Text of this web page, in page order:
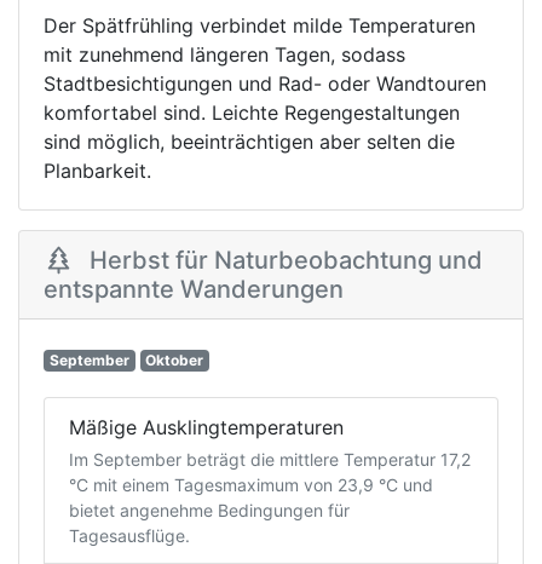
Der Spätfrühling verbindet milde Temperaturen
mit zunehmend längeren Tagen, sodass
Stadtbesichtigungen und Rad- oder Wandtouren
komfortabel sind. Leichte Regengestaltungen
sind möglich, beeinträchtigen aber selten die
Planbarkeit.
Herbst für Naturbeobachtung und
entspannte Wanderungen
September Oktober
Mäßige Ausklingtemperaturen
Im September beträgt die mittlere Temperatur 17,2
°C mit einem Tagesmaximum von 23,9 °C und
bietet angenehme Bedingungen für
Tagesausflüge.